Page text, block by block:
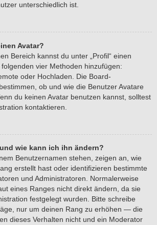
unterschiedlich ist.
Avatar?
Bereich kannst du unter „Profil“ einen
vier Methoden hinzufügen:
oder Hochladen. Die Board-
ob und wie die Benutzer Avatare
du keinen Avatar benutzen kannst, solltest
kontaktieren.
wie kann ich ihn ändern?
Benutzernamen stehen, zeigen an, wie
erstellt hast oder identifizieren bestimmte
und Administratoren. Normalerweise
eines Ranges nicht direkt ändern, da sie
festgelegt wurden. Bitte schreibe
nur um deinen Rang zu erhöhen — die
dieses Verhalten nicht und ein Moderator